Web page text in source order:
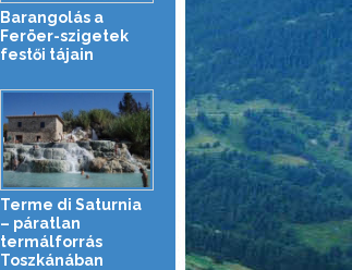
Barangolás a
Feröer-szigetek
festői tájain
Terme di Saturnia
– páratlan
termálforrás
Toszkánában